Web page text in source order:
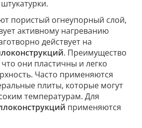
пористый огнеупорный слой,
активному нагреванию
действует на
. Преимущество
они пластичны и легко
Часто применяются
плиты, которые могут
температурам. Для
применяются